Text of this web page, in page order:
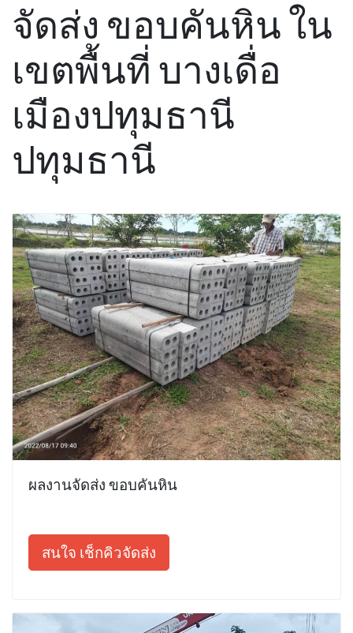
จัดส่ง ขอบคันหิน ใน
เขตพื้นที่ บางเดื่อ
เมืองปทุมธานี
ปทุมธานี
ผลงานจัดส่ง ขอบคันหิน
สนใจ เช็กคิวจัดส่ง